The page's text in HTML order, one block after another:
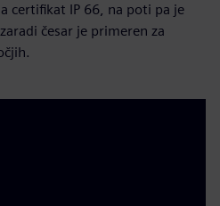
certifikat IP 66, na poti pa je
česar je primeren za